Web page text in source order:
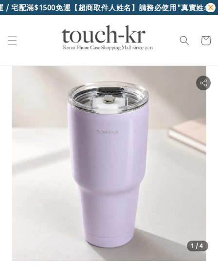
/ 宅配滿$1500免運【超商取件人姓名】請務必使用"真實姓名"
1 /4